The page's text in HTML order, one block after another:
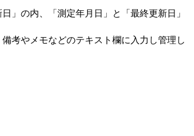
」の内、「測定年月日」と「最終更新日」
考やメモなどのテキスト欄に入力し管理し